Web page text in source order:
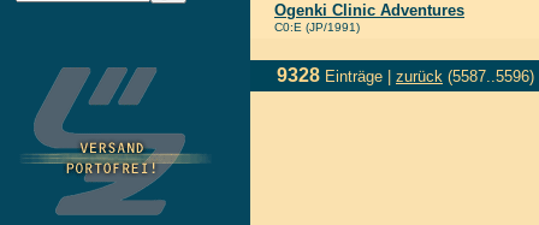
Ogenki Clinic Adventures
C0:E (JP/1991)
9328 Einträge | zurück (5587..5596)